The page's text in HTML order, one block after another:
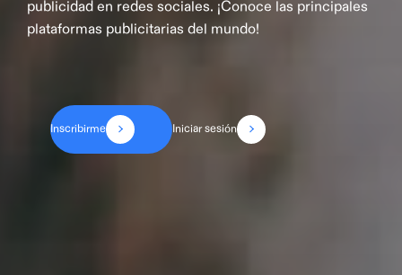
publicidad en redes sociales. ¡Conoce las principales
plataformas publicitarias del mundo!
Inscribirme Iniciar sesión